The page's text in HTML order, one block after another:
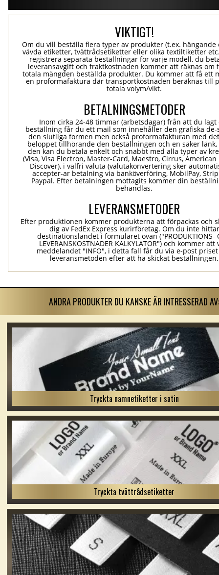
VIKTIGT!
Om du vill beställa flera typer av produkter (t.ex. hängande
vävda etiketter, tvättrådsetiketter eller olika textiltiketter
registrera separata beställningar för varje modell, du
leveransavgift och fraktkostnaden kommer att räknas om
totala mängden beställda produkter. Du kommer att få ett
en proformafaktura där transportkostnaden beräknas till
totala volym/vikt.
BETALNINGSMETODER
Inom cirka 24-48 timmar (arbetsdagar) från att du
beställning får du ett mail som innehåller den grafiska
den slutliga formen men också proformafakturan med
beloppet tillhörande den beställningen och en säker länk,
den kan du betala enkelt och snabbt med alla typer av
(Visa, Visa Electron, Master-Card, Maestro, Cirrus, American
Discover), i valfri valuta (valutakonvertering sker
accepter-ar betalning via banköverföring, MobilPay,
Paypal. Efter betalningen mottagits kommer din
behandlas.
LEVERANSMETODER
Efter produktionen kommer produkterna att förpackas och
dig av FedEx Express kurirföretag. Om du inte hittar
destinationslandet i formuläret ovan ("PRODUKTIONS-
LEVERANSKOSTNADER KALKYLATOR") och kommer att
meddelandet "INFO", i detta fall får du via e-post
leveransmetoden efter att ha skickat beställningen.
ANDRA PRODUKTER DU KANSKE ÄR INTRESSERAD
Tryckta namnetiketter i satin
Tryckta tvättrådsetiketter